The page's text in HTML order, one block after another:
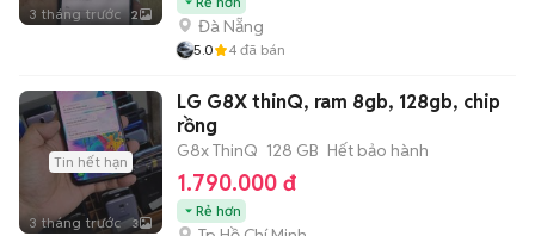
3 tháng trước 2
Đà Nẵng
5.0 4 đã bán
Tin hết hạn
3 tháng trước 3
LG G8X thinQ, ram 8gb, 128gb, chip
rồng
G8x ThinQ 128 GB Hết bảo hành
1.790.000 đ
Rẻ hơn